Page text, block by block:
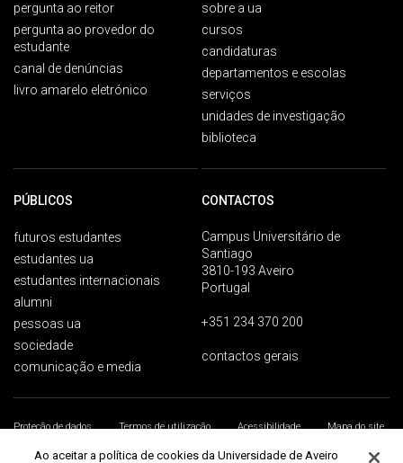
pergunta ao reitor
pergunta ao provedor do
estudante
canal de denúncias
livro amarelo eletrónico
sobre a ua
cursos
candidaturas
departamentos e escolas
serviços
unidades de investigação
biblioteca
PÚBLICOS
futuros estudantes
estudantes ua
estudantes internacionais
alumni
pessoas ua
sociedade
comunicação e media
CONTACTOS
Campus Universitário de
Santiago
3810-193 Aveiro
Portugal
+351 234 370 200
contactos gerais
Proteção de dados Termos de utilização Acessibilidade
Mapa do site
Universidade de Aveiro 2026
Ao aceitar a política de cookies da Universidade de Aveiro